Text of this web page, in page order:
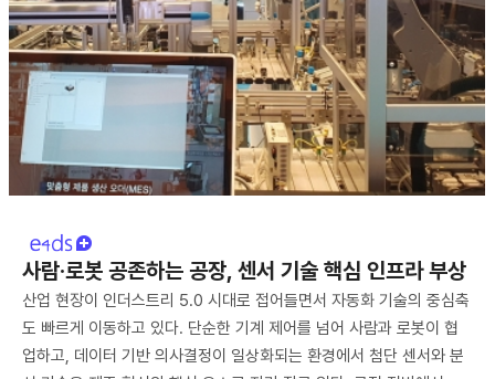
사람·로봇 공존하는 공장, 센서 기술 핵심 인프라 부상
산업 현장이 인더스트리 5.0 시대로 접어들면서 자동화 기술의 중심축
도 빠르게 이동하고 있다. 단순한 기계 제어를 넘어 사람과 로봇이 협
업하고, 데이터 기반 의사결정이 일상화되는 환경에서 첨단 센서와 분